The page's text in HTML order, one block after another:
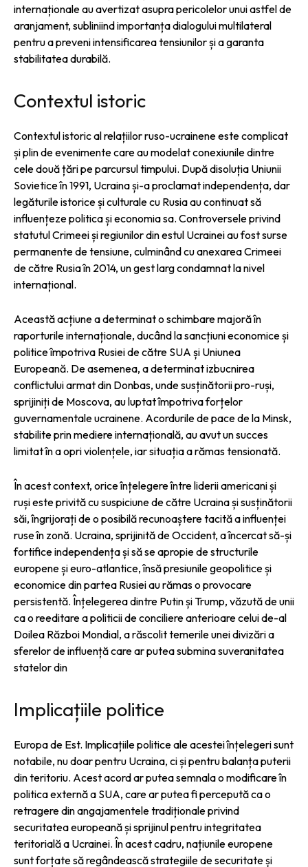
internaționale au avertizat asupra pericolelor unui astfel de
aranjament, subliniind importanța dialogului multilateral
pentru a preveni intensificarea tensiunilor și a garanta
stabilitatea durabilă.
Contextul istoric
Contextul istoric al relațiilor ruso-ucrainene este complicat
și plin de evenimente care au modelat conexiunile dintre
cele două țări pe parcursul timpului. După disoluția Uniunii
Sovietice în 1991, Ucraina și-a proclamat independența, dar
legăturile istorice și culturale cu Rusia au continuat să
influențeze politica și economia sa. Controversele privind
statutul Crimeei și regiunilor din estul Ucrainei au fost surse
permanente de tensiune, culminând cu anexarea Crimeei
de către Rusia în 2014, un gest larg condamnat la nivel
internațional.
Această acțiune a determinat o schimbare majoră în
raporturile internaționale, ducând la sancțiuni economice și
politice împotriva Rusiei de către SUA și Uniunea
Europeană. De asemenea, a determinat izbucnirea
conflictului armat din Donbas, unde susținătorii pro-ruși,
sprijiniți de Moscova, au luptat împotriva forțelor
guvernamentale ucrainene. Acordurile de pace de la Minsk,
stabilite prin mediere internațională, au avut un succes
limitat în a opri violențele, iar situația a rămas tensionată.
În acest context, orice înțelegere între liderii americani și
ruși este privită cu suspiciune de către Ucraina și susținătorii
săi, îngrijorați de o posibilă recunoaștere tacită a influenței
ruse în zonă. Ucraina, sprijinită de Occident, a încercat să-și
fortifice independența și să se apropie de structurile
europene și euro-atlantice, însă presiunile geopolitice și
economice din partea Rusiei au rămas o provocare
persistentă. Înțelegerea dintre Putin și Trump, văzută de unii
ca o reeditare a politicii de conciliere anterioare celui de-al
Doilea Război Mondial, a răscolit temerile unei divizări a
sferelor de influență care ar putea submina suveranitatea
statelor din
Implicațiile politice
Europa de Est. Implicațiile politice ale acestei înțelegeri sunt
notabile, nu doar pentru Ucraina, ci și pentru balanța puterii
din teritoriu. Acest acord ar putea semnala o modificare în
politica externă a SUA, care ar putea fi percepută ca o
retragere din angajamentele tradiționale privind
securitatea europeană și sprijinul pentru integritatea
teritorială a Ucrainei. În acest cadru, națiunile europene
sunt forțate să regândească strategiile de securitate și